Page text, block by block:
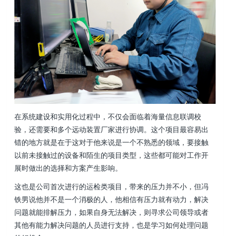
在系统建设和实用化过程中，不仅会面临着海量信息联调校
验，还需要和多个远动装置厂家进行协调。这个项目最容易出
错的地方就是在于这对于他来说是一个不熟悉的领域，要接触
以前未接触过的设备和陌生的项目类型，这些都可能对工作开
展时做出的选择和方案产生影响。
这也是公司首次进行的运检类项目，带来的压力并不小，但冯
铁男说他并不是一个消极的人，他相信有压力就有动力，解决
问题就能排解压力，如果自身无法解决，则寻求公司领导或者
其他有能力解决问题的人员进行支持，也是学习如何处理问题